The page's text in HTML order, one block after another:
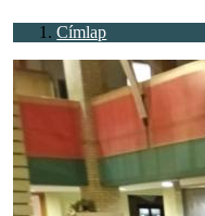
Címlap